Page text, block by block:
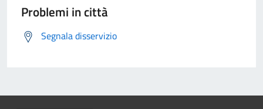
Problemi in città
Segnala disservizio